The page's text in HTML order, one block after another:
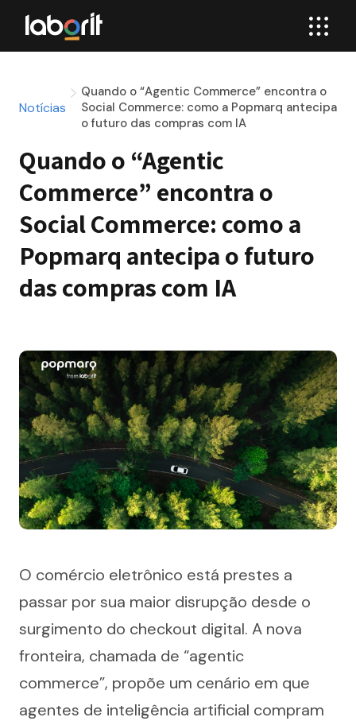
Notícias
Quando o “Agentic Commerce” encontra o
Social Commerce: como a Popmarq antecipa
o futuro das compras com IA
Quando o “Agentic
Commerce” encontra o
Social Commerce: como a
Popmarq antecipa o futuro
das compras com IA
O comércio eletrônico está prestes a
passar por sua maior disrupção desde o
surgimento do checkout digital. A nova
fronteira, chamada de “agentic
commerce”, propõe um cenário em que
agentes de inteligência artificial compram